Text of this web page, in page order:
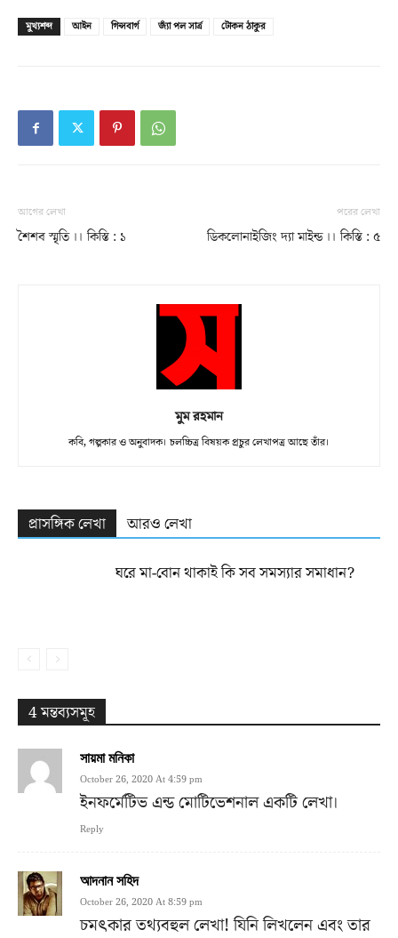
মুখ্যশব্দ আইন গিন্সবার্গ জ্যাঁ পল সার্ত্র টোকন ঠাকুর
আগের লেখা
শৈশব স্মৃতি ।। কিস্তি : ১
পরের লেখা
ডিকলোনাইজিং দ্যা মাইন্ড ।। কিস্তি : ৫
মুম রহমান
কবি, গল্পকার ও অনুবাদক। চলচ্চিত্র বিষয়ক প্রচুর লেখাপত্র আছে তাঁর।
প্রাসঙ্গিক লেখা আরও লেখা
ঘরে মা-বোন থাকাই কি সব সমস্যার সমাধান?
4 মন্তব্যসমূহ
সায়মা মনিকা
October 26, 2020 At 4:59 pm
ইনফর্মেটিভ এন্ড মোটিভেশনাল একটি লেখা।
Reply
আদনান সহিদ
October 26, 2020 At 8:59 pm
চমৎকার তথ্যবহুল লেখা! যিনি লিখলেন এবং তার